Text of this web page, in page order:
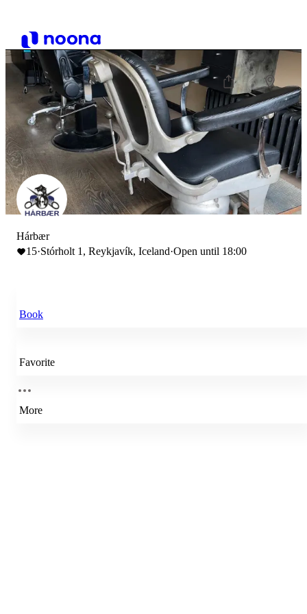
Hárbær
15·Stórholt 1, Reykjavík, Iceland·Open until 18:00
Book
Favorite
More